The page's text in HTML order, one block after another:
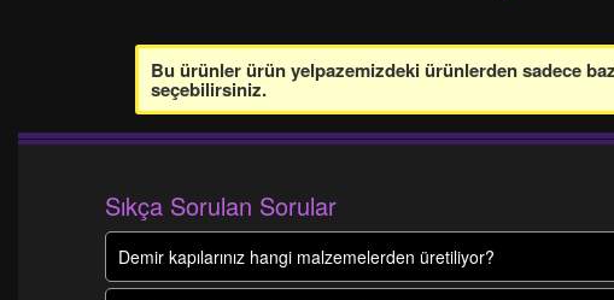
Bu ürünler ürün yelpazemizdeki ürünlerden sadece
seçebilirsiniz.
Sıkça Sorulan Sorular
Demir kapılarınız hangi malzemelerden üretiliyor?